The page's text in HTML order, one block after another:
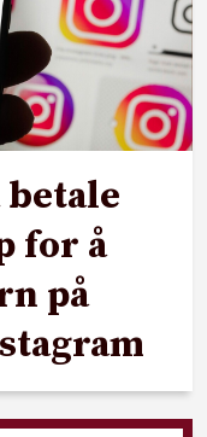
betale
for å
på